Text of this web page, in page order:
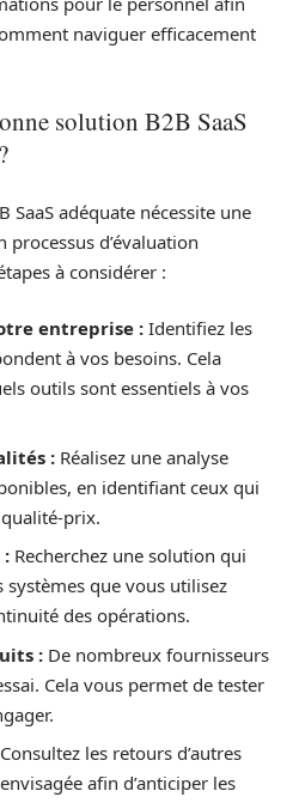
naviguer efficacement
solution B2B SaaS
SaaS adéquate nécessite une
d’évaluation
à considérer :
entreprise : Identifiez les
à vos besoins. Cela
outils sont essentiels à vos
: Réalisez une analyse
en identifiant ceux qui
prix.
: Recherchez une solution qui
systèmes que vous utilisez
des opérations.
: De nombreux fournisseurs
Cela vous permet de tester
Consultez les retours d’autres
afin d’anticiper les